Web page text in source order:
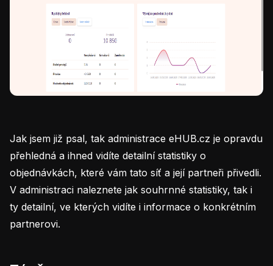
Jak jsem již psal, tak administrace eHUB.cz je opravdu
přehledná a ihned vidíte detailní statistiky o
objednávkách, které vám tato síť a její partneři přivedli.
V administraci naleznete jak souhrnné statistiky, tak i
ty detailní, ve kterých vidíte i informace o konkrétním
partnerovi.